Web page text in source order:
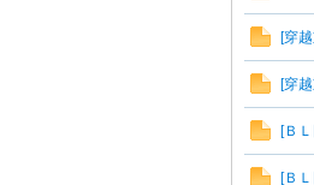
[穿
[穿
[Ｂ
[Ｂ